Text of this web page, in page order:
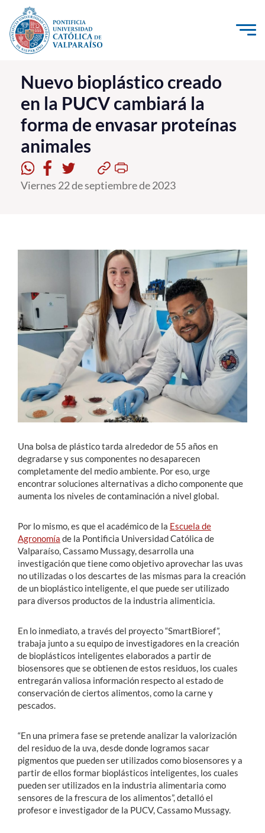
Click acá para ir directamente al contenido
La Universidad
Investigación, Creación e Innovación
PUCV Internacional
Vinculación con el Medio
Admisión
Estudiantes
Académicos
Funcionarios
English
Nuevo bioplástico creado
en la PUCV cambiará la
forma de envasar proteínas
animales
Viernes 22 de septiembre de 2023
Una bolsa de plástico tarda alrededor de 55 años en
degradarse y sus componentes no desaparecen
completamente del medio ambiente. Por eso, urge
encontrar soluciones alternativas a dicho componente que
aumenta los niveles de contaminación a nivel global.
Por lo mismo, es que el académico de la Escuela de
Agronomía de la Pontificia Universidad Católica de
Valparaíso, Cassamo Mussagy, desarrolla una
investigación que tiene como objetivo aprovechar las uvas
no utilizadas o los descartes de las mismas para la creación
de un bioplástico inteligente, el que puede ser utilizado
para diversos productos de la industria alimenticia.
En lo inmediato, a través del proyecto “SmartBioref”,
trabaja junto a su equipo de investigadores en la creación
de bioplásticos inteligentes elaborados a partir de
biosensores que se obtienen de estos residuos, los cuales
entregarán valiosa información respecto al estado de
conservación de ciertos alimentos, como la carne y
pescados.
“En una primera fase se pretende analizar la valorización
del residuo de la uva, desde donde logramos sacar
pigmentos que pueden ser utilizados como biosensores y a
partir de ellos formar bioplásticos inteligentes, los cuales
pueden ser utilizados en la industria alimentaria como
sensores de la frescura de los alimentos”, detalló el
profesor e investigador de la PUCV, Cassamo Mussagy.